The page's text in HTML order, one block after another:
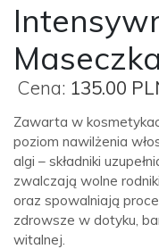
Cena: 135.00
Zawarta w
poziom nawilżenia
algi – składniki
zwalczają wolne
oraz spowalniają
zdrowsze w dotyku,
witalnej.